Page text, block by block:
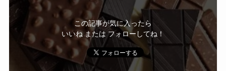
この記事が気に入ったら
いいね または フォローしてね！